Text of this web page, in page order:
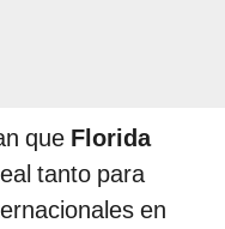
que Florida
tanto para
en